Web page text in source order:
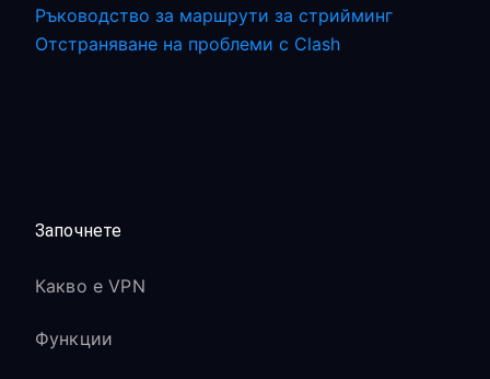
Ръководство за маршрути за стрийминг
Отстраняване на проблеми с Clash
Започнете
Какво е VPN
Функции